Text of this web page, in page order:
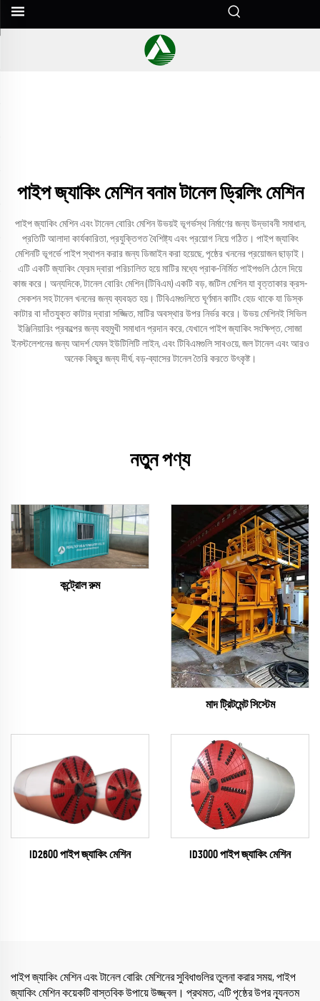
পাইপ জ্যাকিং মেশিন বনাম টানেল ড্রিলিং মেশিন
পাইপ জ্যাকিং মেশিন এবং টানেল বোরিং মেশিন উভয়ই ভূগর্ভস্থ নির্মাণের জন্য উদ্ভাবনী সমাধান,
প্রতিটি আলাদা কার্যকারিতা, প্রযুক্তিগত বৈশিষ্ট্য এবং প্রয়োগ নিয়ে গঠিত। পাইপ জ্যাকিং
মেশিনটি ভূগর্ভে পাইপ স্থাপন করার জন্য ডিজাইন করা হয়েছে, পৃষ্ঠের খননের প্রয়োজন ছাড়াই।
এটি একটি জ্যাকিং ফ্রেম দ্বারা পরিচালিত হয়ে মাটির মধ্যে প্রাক-নির্মিত পাইপগুলি ঠেলে দিয়ে
কাজ করে। অন্যদিকে, টানেল বোরিং মেশিন (টিবিএম) একটি বড়, জটিল মেশিন যা বৃত্তাকার ক্রস-
সেকশন সহ টানেল খননের জন্য ব্যবহৃত হয়। টিবিএমগুলিতে ঘূর্ণমান কাটিং হেড থাকে যা ডিস্ক
কাটার বা দাঁতযুক্ত কাটার দ্বারা সজ্জিত, মাটির অবস্থার উপর নির্ভর করে। উভয় মেশিনই সিভিল
ইঞ্জিনিয়ারিং প্রকল্পের জন্য বহুমুখী সমাধান প্রদান করে, যেখানে পাইপ জ্যাকিং সংক্ষিপ্ত, সোজা
ইনস্টলেশনের জন্য আদর্শ যেমন ইউটিলিটি লাইন, এবং টিবিএমগুলি সাবওয়ে, জল টানেল এবং আরও
অনেক কিছুর জন্য দীর্ঘ, বড়-ব্যাসের টানেল তৈরি করতে উৎকৃষ্ট।
নতুন পণ্য
কন্ট্রোল রুম
মাদ ট্রিটমেন্ট সিস্টেম
ID2600 পাইপ জ্যাকিং মেশিন ID3000 পাইপ জ্যাকিং মেশিন
পাইপ জ্যাকিং মেশিন এবং টানেল বোরিং মেশিনের সুবিধাগুলির তুলনা করার সময়, পাইপ
জ্যাকিং মেশিন কয়েকটি বাস্তবিক উপায়ে উজ্জ্বল। প্রথমত, এটি পৃষ্ঠের উপর ন্যূনতম